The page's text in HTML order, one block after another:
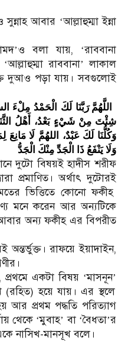
সুন্নাহ আবার ‘আল্লাহুম্মা ইন্না
’ও বলা যায়, ‘রাববানা
‘আল্লাহুম্মা রাববানা’ লাকাল
দুআও পড়া যায়। সবগুলোই
اللَّهُمَّ رَبَّنَا لَكَ الْحَمْدُ
شِئْتَ مِنْ شَيْءٍ بَعْدُ، أَهْلُ
وَكُلُّنَا لَكَ عَبْدٌ، اللهُمَّ لَا
وَلَا يَنْفَعُ ذَا الْجَدِّ مِنْكَ الْجَدُّ
দুটো বিষয়ই হাদীস শরীফ
প্রমাণিত। অর্থাৎ দুটোরই
ভিত্তিতে কোনো ফকীহ
মনে করেন আর অন্যটিকে
অন্য ফকীহ এর বিপরীত
অন্তর্ভুক্ত। রাফয়ে ইয়াদাইন,
প্রথমে একটা বিষয় ‘মাসনূন’
হয়ে যায়। এর স্থলে
আর প্রথম পদ্ধতি পরিত্যাগ
থেকে ‘মুবাহ’ বা ‘বৈধতা’র
নাসিখ-মানসূখ বলে।